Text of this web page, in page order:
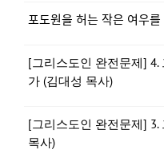
포도원을 허는 작은
[그리스도인 완전문제] 4.
가 (김대성 목사)
[그리스도인 완전문제] 3.
목사)